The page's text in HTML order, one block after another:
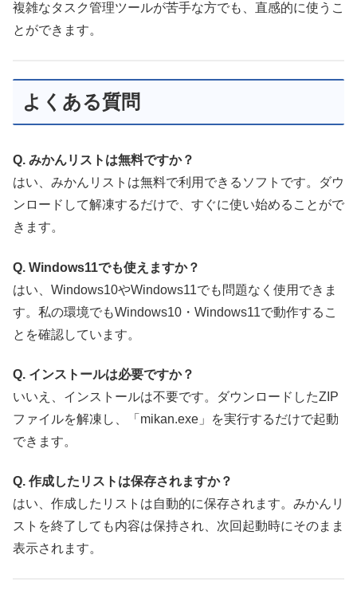
複雑なタスク管理ツールが苦手な方でも、直感的に使うこ
とができます。
よくある質問
Q. みかんリストは無料ですか？
はい、みかんリストは無料で利用できるソフトです。ダウ
ンロードして解凍するだけで、すぐに使い始めることがで
きます。
Q. Windows11でも使えますか？
はい、Windows10やWindows11でも問題なく使用できま
す。私の環境でもWindows10・Windows11で動作するこ
とを確認しています。
Q. インストールは必要ですか？
いいえ、インストールは不要です。ダウンロードしたZIP
ファイルを解凍し、「mikan.exe」を実行するだけで起動
できます。
Q. 作成したリストは保存されますか？
はい、作成したリストは自動的に保存されます。みかんリ
ストを終了しても内容は保持され、次回起動時にそのまま
表示されます。